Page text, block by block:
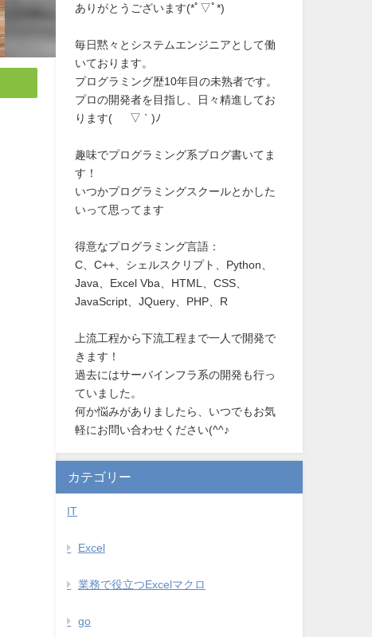
ありがとうございます(*ﾟ▽ﾟ*)
毎日黙々とシステムエンジニアとして働
いております。
プログラミング歴10年目の未熟者です。
プロの開発者を目指し、日々精進してお
ります( ´ ▽ ` )ﾉ
趣味でプログラミング系ブログ書いてま
す！
いつかプログラミングスクールとかした
いって思ってます
得意なプログラミング言語：
C、C++、シェルスクリプト、Python、
Java、Excel Vba、HTML、CSS、
JavaScript、JQuery、PHP、R
上流工程から下流工程まで一人で開発で
きます！
過去にはサーバインフラ系の開発も行っ
ていました。
何か悩みがありましたら、いつでもお気
軽にお問い合わせください(^^♪
カテゴリー
IT
Excel
業務で役立つExcelマクロ
go